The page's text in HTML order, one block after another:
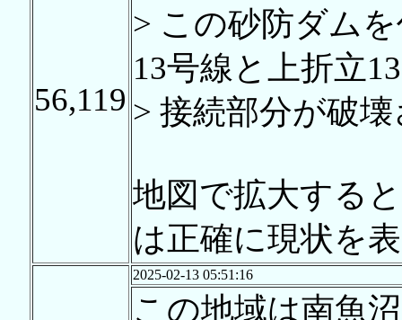
56,119
> この砂防ダム
13号線と上折立
> 接続部分が破
地図で拡大する
は正確に現状を
2025-02-13 05:51:16
この地域は南魚